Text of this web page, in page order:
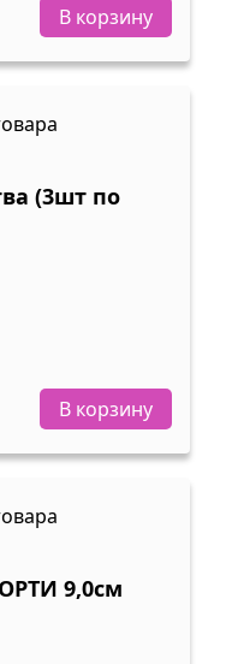
В корзину
(3шт по
В корзину